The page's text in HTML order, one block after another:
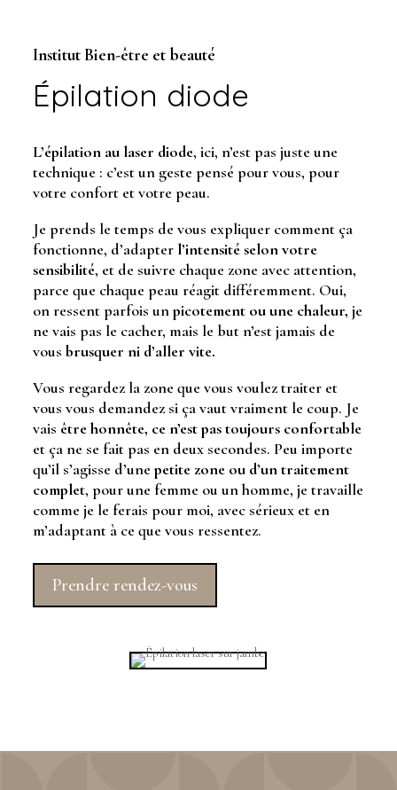
Institut Bien-être et beauté
Épilation diode
L’épilation au laser diode, ici, n’est pas juste une
technique : c’est un geste pensé pour vous, pour
votre confort et votre peau.
Je prends le temps de vous expliquer comment ça
fonctionne, d’adapter l’intensité selon votre
sensibilité, et de suivre chaque zone avec attention,
parce que chaque peau réagit différemment. Oui,
on ressent parfois unpicotement ou une chaleur, je
ne vais pas le cacher, mais le but n’est jamais de
vous brusquer ni d’aller vite.
Vous regardez la zone que vous voulez traiter et
vous vous demandez si ça vaut vraiment le coup. Je
vais être honnête, ce n’est pas toujours confortable
et ça ne se fait pas en deux secondes. Peu importe
qu’il s’agisse d’unepetite zone ou d’un traitement
complet, pour une femme ou un homme, je travaille
comme je le ferais pour moi, avec sérieux et en
m’adaptant à ce que vous ressentez.
Prendre rendez-vous